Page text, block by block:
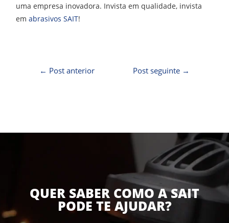
uma empresa inovadora. Invista em qualidade, invista
emabrasivos SAIT!
← Post anterior Post seguinte →
QUER SABER COMO A SAIT
PODE TE AJUDAR?